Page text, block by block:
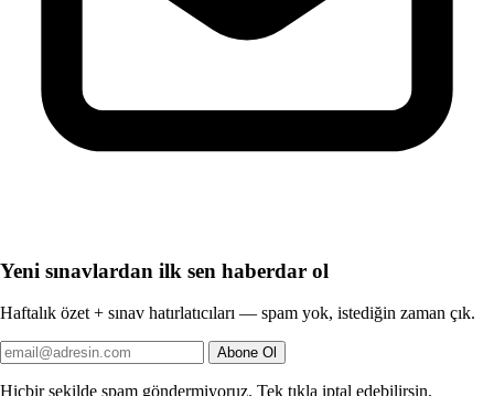
Yeni sınavlardan ilk sen haberdar ol
Haftalık özet + sınav hatırlatıcıları — spam yok, istediğin zaman çık.
Abone Ol
Hiçbir şekilde spam göndermiyoruz. Tek tıkla iptal edebilirsin.